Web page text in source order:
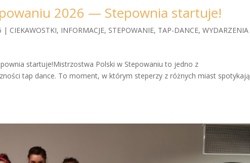
2026 — Stepownia startuje!
| CIEKAWOSTKI, INFORMACJE, STEPOWANIE, TAP-DANCE,WYDARZENIA
startuje!Mistrzostwa Polski w Stepowaniu to jedno z
tap dance. To moment, w którym steperzy z różnych miast spotykają